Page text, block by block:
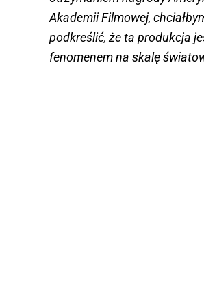
Akademii Filmowej,
podkreślić, że ta produkcja
fenomenem na skalę